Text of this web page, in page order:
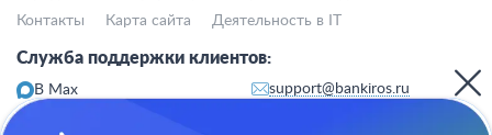
Контакты
Карта сайта Деятельность в IT
Служба поддержки клиентов:
В Max
support@bankiros.ru